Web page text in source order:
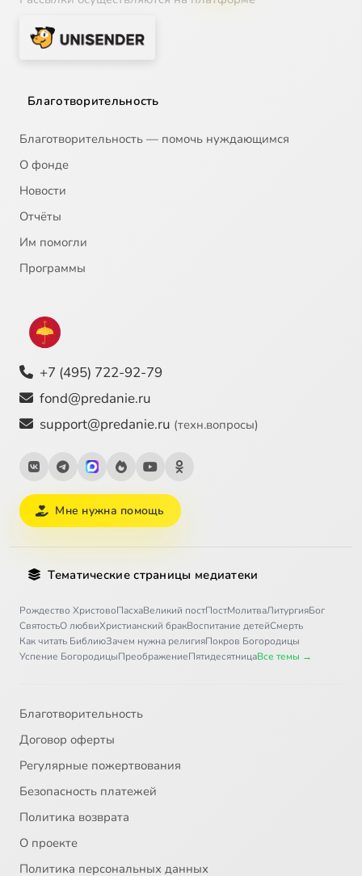
Благотворительность
Благотворительность — помочь нуждающимся
О фонде
Новости
Отчёты
Им помогли
Программы
+7 (495) 722-92-79
fond@predanie.ru
support@predanie.ru (техн.вопросы)
Мне нужна помощь
Тематические страницы медиатеки
Рождество ХристовоПасхаВеликий постПостМолитваЛитургияБог
СвятостьО любвиХристианский бракВоспитание детейСмерть
Как читать БиблиюЗачем нужна религияПокров Богородицы
Успение БогородицыПреображениеПятидесятницаВсе темы →
Благотворительность
Договор оферты
Регулярные пожертвования
Безопасность платежей
Политика возврата
О проекте
Политика персональных данных